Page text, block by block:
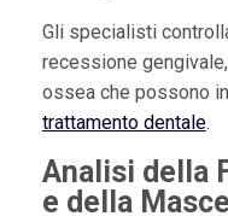
Gli specialisti
recessione
ossea che possono
trattamento dentale.
Analisi della
e della